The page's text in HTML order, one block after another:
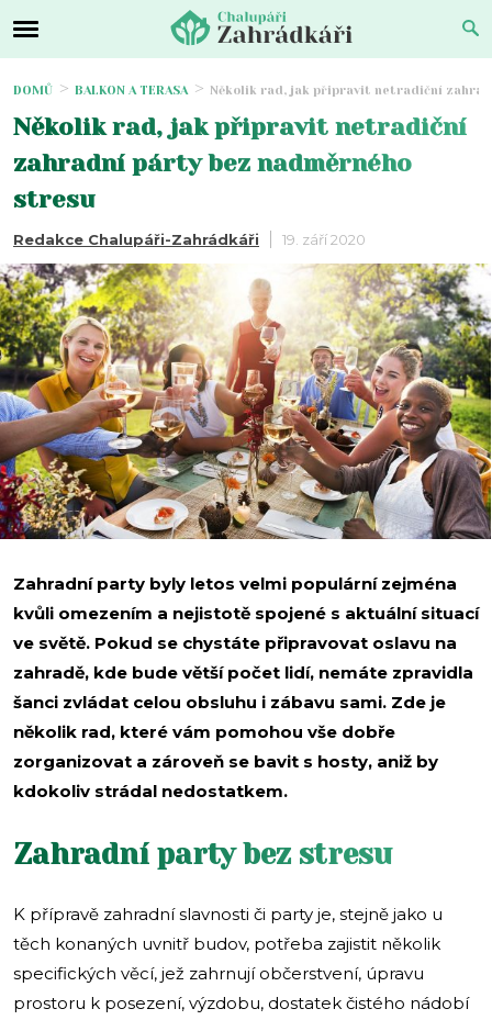
DOMŮ BALKON A TERASA Několik rad, jak připravit netradiční
Několik rad, jak připravit netradiční
zahradní párty bez nadměrného
stresu
Redakce Chalupáři-Zahrádkáři 19. září 2020
Zahradní party byly letos velmi populární zejména
kvůli omezením a nejistotě spojené s aktuální situací
ve světě. Pokud se chystáte připravovat oslavu na
zahradě, kde bude větší počet lidí, nemáte zpravidla
šanci zvládat celou obsluhu i zábavu sami. Zde je
několik rad, které vám pomohou vše dobře
zorganizovat a zároveň se bavit s hosty, aniž by
kdokoliv strádal nedostatkem.
Zahradní party bez stresu
K přípravě zahradní slavnosti či party je, stejně jako u
těch konaných uvnitř budov, potřeba zajistit několik
specifických věcí, jež zahrnují občerstvení, úpravu
prostoru k posezení, výzdobu, dostatek čistého nádobí